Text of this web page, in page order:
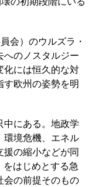
会）のウルズラ・
へのノスタルジー
化には恒久的な対
す欧州の姿勢を明
にある。地政学
環境危機、エネル
の縮小などが同
はじめとする急
会の前提そのもの